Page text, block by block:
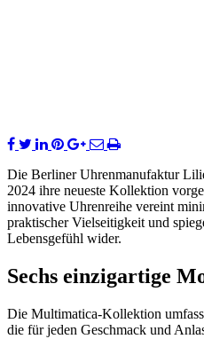
Die Berliner Uhrenmanufaktur
2024 ihre neueste Kollektion
innovative Uhrenreihe vereint
praktischer Vielseitigkeit und
Lebensgefühl wider.
Sechs einzigartige
Die Multimatica-Kollektion
die für jeden Geschmack und